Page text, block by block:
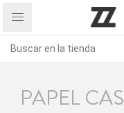
PAPEL